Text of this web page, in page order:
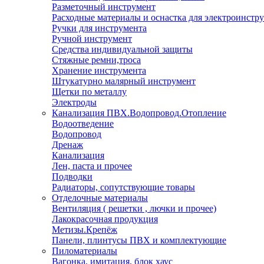
Разметочный инструмент
Расходные материалы и оснастка для
Ручки для инструмента
Ручной инструмент
Средства индивидуальной защиты
Стяжные ремни,троса
Хранение инструмента
Штукатурно малярный инструмент
Щетки по металлу
Электроды
Канализация ПВХ.Водопровод.Отопление
Водоотведение
Водопровод
Дренаж
Канализация
Лен, паста и прочее
Подводки
Радиаторы, сопутствующие товары
Отделочные материалы
Вентиляция ( решетки , лючки и прочее)
Лакокрасочная продукция
Метизы.Крепёж
Панели, плинтусы ПВХ и комплектующие
Пиломатериалы
Вагонка, имитация, блок хаус